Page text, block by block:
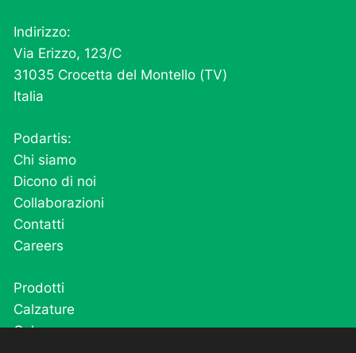
Indirizzo:
Via Erizzo, 123/C
31035 Crocetta del Montello (TV)
Italia
Podartis:
Chi siamo
Dicono di noi
Collaborazioni
Contatti
Careers
Prodotti
Calzature
Calze